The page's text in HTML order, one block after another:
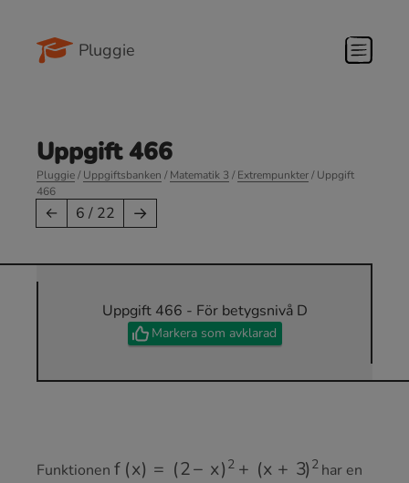
Pluggie
Uppgift 466
Pluggie/Uppgiftsbanken /Matematik 3 /Extrempunkter/ Uppgift
466
← 6 / 22 →
Uppgift 466 - För betygsnivå D
Markera som avklarad
Funktionen
f x = −x) x+ 2
har en